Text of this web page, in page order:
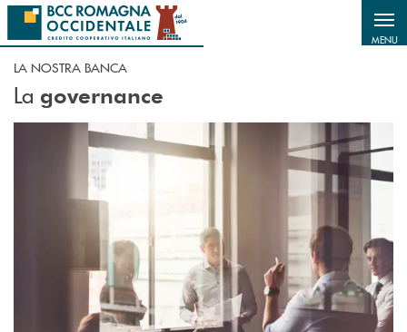
Salta al contenuto principale
MENU
LA NOSTRA BANCA
La governance